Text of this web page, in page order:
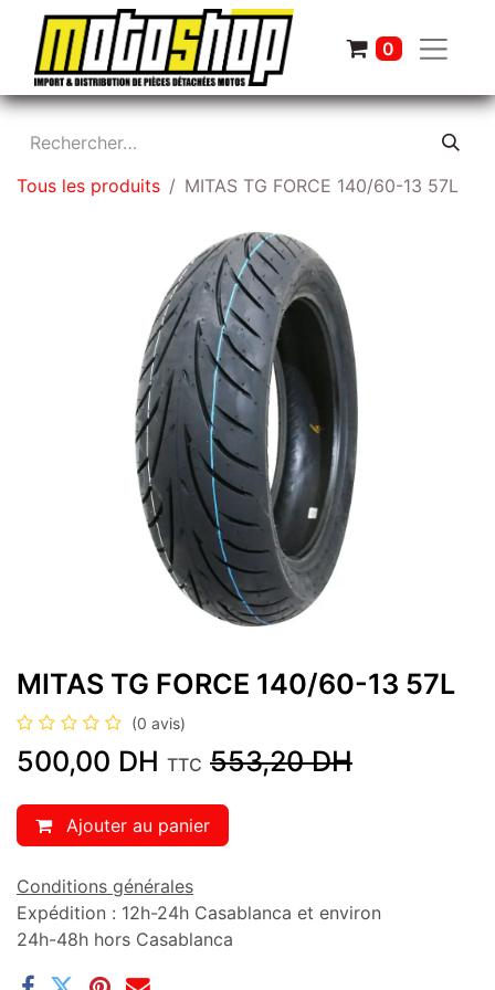
0
Tous les produits MITAS TG FORCE 140/60-13 57L
MITAS TG FORCE 140/60-13 57L
(0 avis)
500,00 DH TTC 553,20DH
Ajouter au panier
Conditions générales
Expédition : 12h-24h Casablanca et environ
24h-48h hors Casablanca